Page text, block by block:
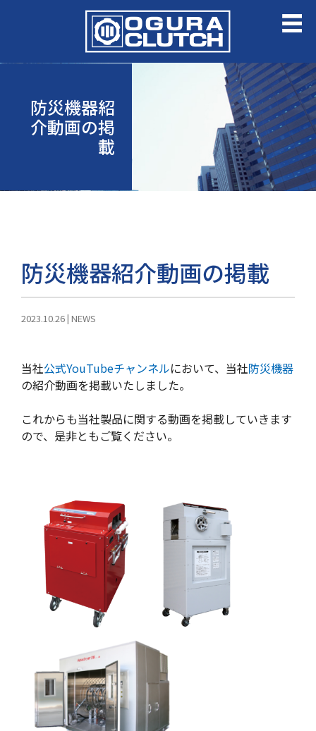
防災機器紹
介動画の掲
載
防災機器紹介動画の掲載
2023.10.26| NEWS
当社公式YouTubeチャンネルにおいて、当社防災機器
の紹介動画を掲載いたしました。
これからも当社製品に関する動画を掲載していきます
ので、是非ともご覧ください。